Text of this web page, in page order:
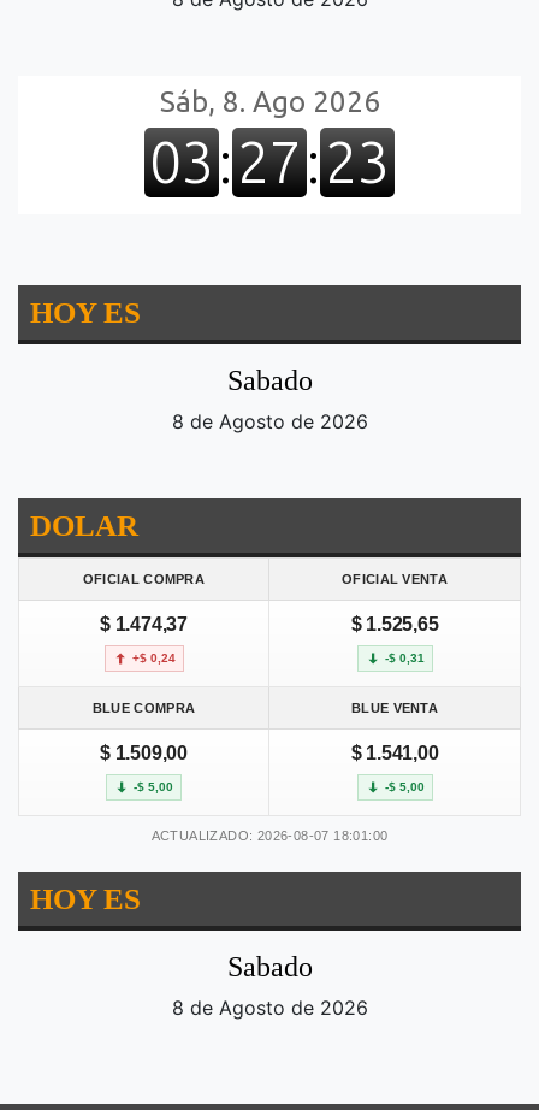
HOY ES
Sabado
8 de Agosto de 2026
DOLAR
OFICIAL COMPRA OFICIAL VENTA
$ 1.474,37
+$ 0,24
$ 1.525,65
-$ 0,31
BLUE COMPRA BLUE VENTA
$ 1.509,00
-$ 5,00
$ 1.541,00
-$ 5,00
ACTUALIZADO: 2026-08-07 18:01:00
HOY ES
Sabado
8 de Agosto de 2026